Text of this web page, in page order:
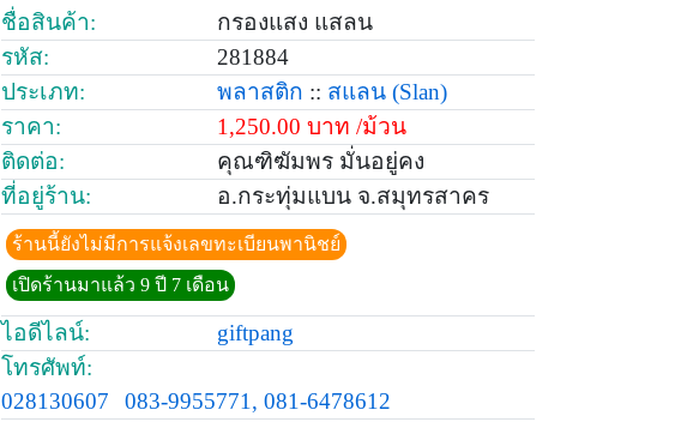
ชื่อสินค้า:
กรองแสง แสลน
รหัส:
281884
ประเภท:
พลาสติก :: สแลน (Slan)
ราคา:
1,250.00 บาท /ม้วน
ติดต่อ:
คุณฑิฆัมพร มั่นอยู่คง
ที่อยู่ร้าน:
อ.กระทุ่มแบน จ.สมุทรสาคร
ร้านนี้ยังไม่มีการแจ้งเลขทะเบียนพานิชย์
เปิดร้านมาแล้ว 9 ปี 7 เดือน
ไอดีไลน์:
giftpang
โทรศัพท์:
028130607
083-9955771, 081-6478612